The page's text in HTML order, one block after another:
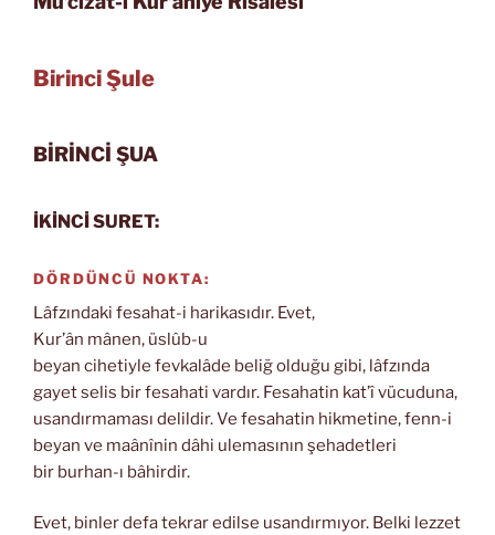
Birinci Şule
BİRİNCİ ŞUA
İKİNCİ SURET:
DÖRDÜNCÜ NOKTA:
Lâfzındaki fesahat-i harikasıdır. Evet,
Kur’ân mânen, üslûb-u
beyan cihetiyle fevkalâde beliğ olduğu gibi, lâfzında
gayet selis bir fesahati vardır. Fesahatin kat’î vücuduna,
usandırmaması delildir. Ve fesahatin hikmetine, fenn-i
beyan ve maânînin dâhi ulemasının şehadetleri
bir burhan-ı bâhirdir.
Evet, binler defa tekrar edilse usandırmıyor. Belki lezzet